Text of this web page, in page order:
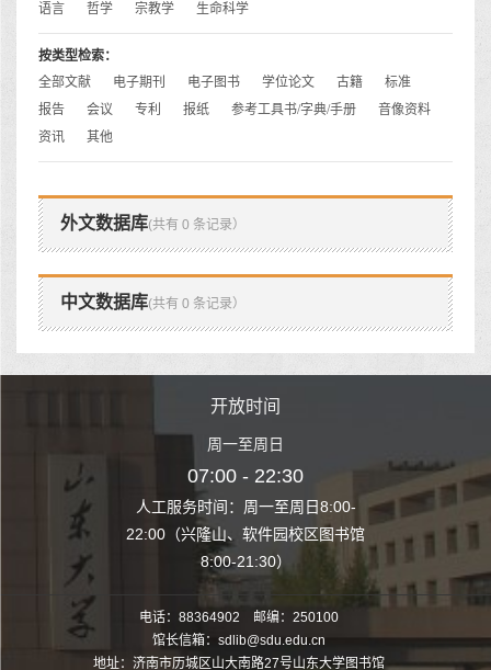
语言
哲学 宗教学 生命科学
按类型检索：
全部文献
电子期刊 电子图书 学位论文 古籍
标准
报告
会议 专利 报纸 参考工具书/字典/手册
音像资料
资讯
其他
外文数据库(共有 0 条记录）
中文数据库(共有 0 条记录）
至周日8:00-
园校区图书馆
开放时间
周一至周日
07:00 - 22:30
人工服务时间：周一至周日8:00-
22:00（兴隆山、软件园校区图书馆
8:00-21:30）
人工服务时间
22:00（兴隆山
电话：88364902 邮编：250100
馆长信箱：sdlib@sdu.edu.cn
地址：济南市历城区山大南路27号山东大学图书馆